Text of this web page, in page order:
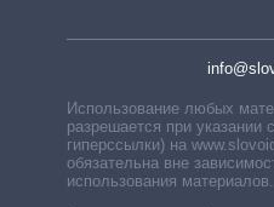
Использование любых
разрешается при указании
гиперссылки) на
обязательна вне
использования материалов.